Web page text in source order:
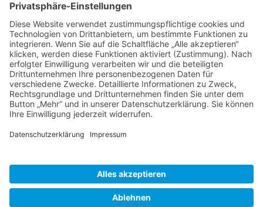
Herausgeber
Datenschutz
Impressum
Bearbeitungsstand
Hilfe
nach: